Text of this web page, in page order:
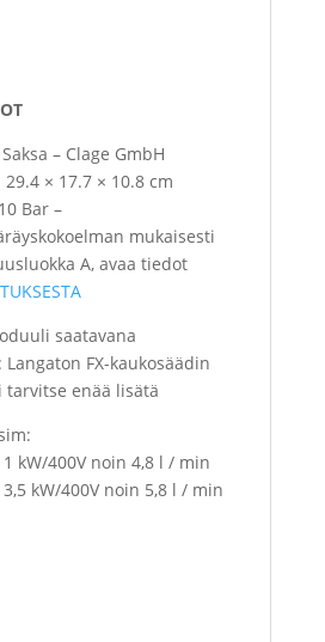
– Clage GmbH
× 17.7 × 10.8 cm
Bar –
mukaisesti
A, avaa tiedot
saatavana
FX-kaukosäädin
tarvitse enää lisätä
kW/400V noin 4,8 l / min
kW/400V noin 5,8 l / min